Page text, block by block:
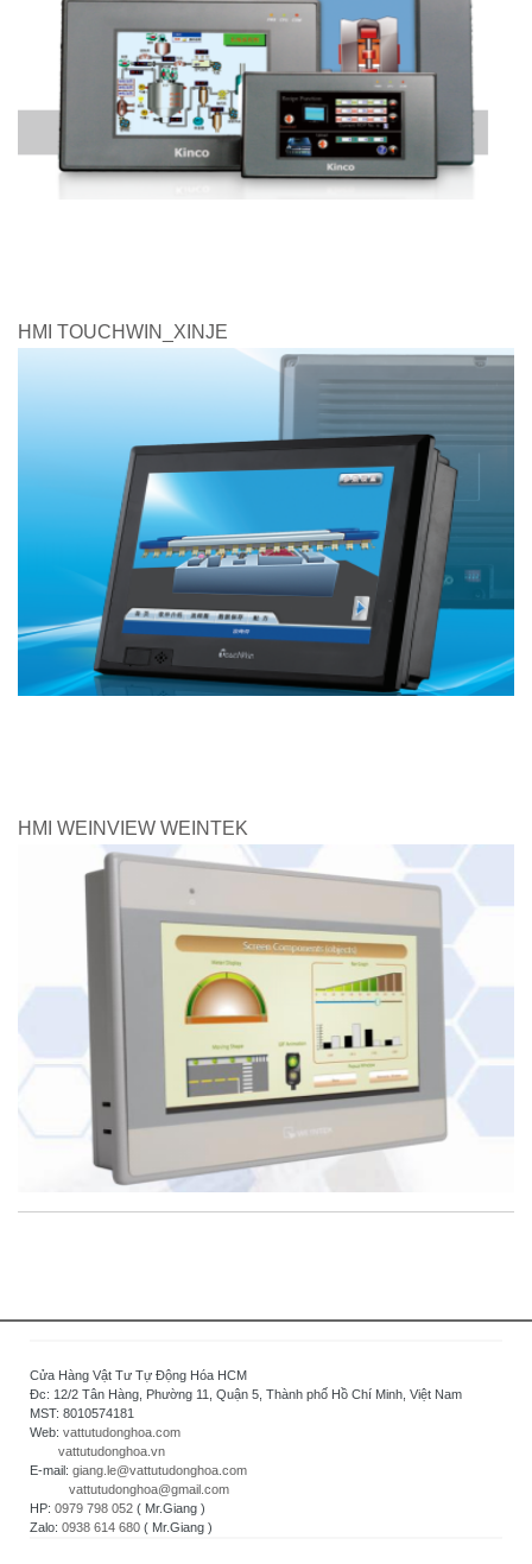
HMI TOUCHWIN_XINJE
HMI WEINVIEW WEINTEK
Cửa Hàng Vật Tư Tự Động Hóa HCM
Đc: 12/2 Tân Hàng, Phường 11, Quận 5, Thành phố Hồ Chí Minh, Việt Nam
MST: 8010574181
Web: vattutudonghoa.com
vattutudonghoa.vn
E-mail: giang.le@vattutudonghoa.com
vattutudonghoa@gmail.com
HP: 0979 798 052 ( Mr.Giang )
Zalo: 0938 614 680 ( Mr.Giang )